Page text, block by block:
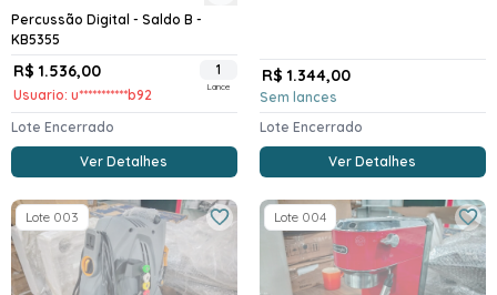
Percussão Digital - Saldo B -
KB5355
R$ 1.536,00
Usuario: u***********b92
1
Lance
Lote Encerrado
Ver Detalhes
R$ 1.344,00
Sem lances
Lote Encerrado
Ver Detalhes
Lote 003 Lote 004